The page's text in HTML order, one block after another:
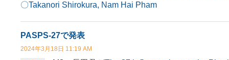
〇Takanori Shirokura, Nam Hai Pham
PASPS-27で発表
2024年3月18日 11:19 AM